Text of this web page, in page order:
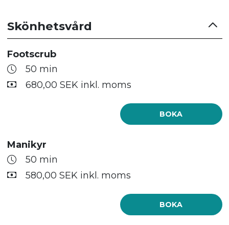
Skönhetsvård
Footscrub
50 min
680,00 SEK inkl. moms
BOKA
Manikyr
50 min
580,00 SEK inkl. moms
BOKA